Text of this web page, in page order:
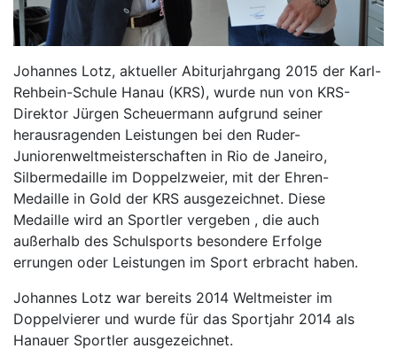
Johannes Lotz, aktueller Abiturjahrgang 2015 der Karl-
Rehbein-Schule Hanau (KRS), wurde nun von KRS-
Direktor Jürgen Scheuermann aufgrund seiner
herausragenden Leistungen bei den Ruder-
Juniorenweltmeisterschaften in Rio de Janeiro,
Silbermedaille im Doppelzweier, mit der Ehren-
Medaille in Gold der KRS ausgezeichnet. Diese
Medaille wird an Sportler vergeben , die auch
außerhalb des Schulsports besondere Erfolge
errungen oder Leistungen im Sport erbracht haben.
Johannes Lotz war bereits 2014 Weltmeister im
Doppelvierer und wurde für das Sportjahr 2014 als
Hanauer Sportler ausgezeichnet.